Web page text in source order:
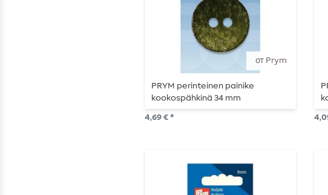
от Prym
PRYM perinteinen painike
kookospähkinä 34 mm
4,69 € *